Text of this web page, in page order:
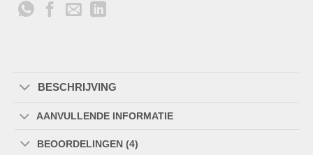
BESCHRIJVING
AANVULLENDE INFORMATIE
BEOORDELINGEN (4)